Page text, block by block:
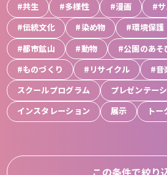
#共生
#多様性 #漫画 #
#伝統文化
#染め物 #環境保護
#都市鉱山
#動物 #公園のあそ
#ものづくり
#リサイクル
#音
スクールプログラム
プレゼンテー
インスタレーション
展示 トー